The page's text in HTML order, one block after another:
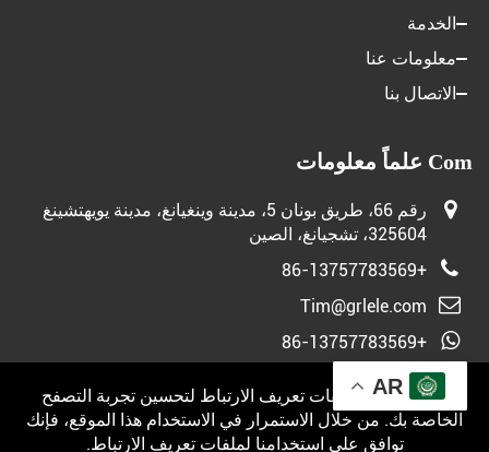
نحن نستخدم ملفات تعريف الارتباط لتحسين تجربة التصفح
الخاصة بك. من خلال الاستمرار في الاستخدام هذا الموقع، فإنك
توافق على استخدامنا لملفات تعريف الارتباط.
الخدمة
معلومات عنا
الاتصال بنا
Com علماً معلومات
رقم 66، طريق بونان 5، مدينة وينغيانغ، مدينة يويهتشينغ
325604، تشجيانغ، الصين
+86-13757783569
Tim@grlele.com
+86-13757783569
محفوظ © 2026 دعم GRL بواسطة: JUNJ سياسة الخصوصية
AR